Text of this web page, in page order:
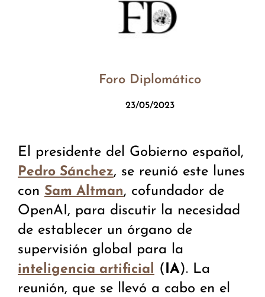
Foro Diplomático
23/05/2023
El presidente del Gobierno español,
Pedro Sánchez, se reunió este lunes
con Sam Altman, cofundador de
OpenAI, para discutir la necesidad
de establecer un órgano de
supervisión global para la
inteligencia artificial ( IA). La
reunión, que se llevó a cabo en el